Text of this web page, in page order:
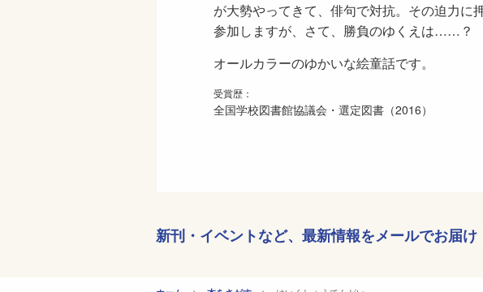
が大勢やってきて、俳句で対抗。その迫力に
参加しますが、さて、勝負のゆくえは……？
オールカラーのゆかいな絵童話です。
受賞歴：
全国学校図書館協議会・選定図書（2016）
新刊・イベントなど、 最新情報をメールでお届け